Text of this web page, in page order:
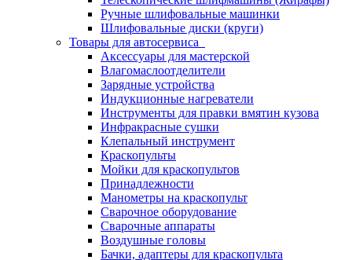
Ручные шлифовальные машинки
Шлифовальные диски (круги)
Товары для автосервиса
Аксессуары для мастерской
Влагомаслоотделители
Зарядные устройства
Индукционные нагреватели
Инструменты для правки вмятин кузова
Инфракрасные сушки
Клепальный инструмент
Краскопульты
Мойки для краскопультов
Принадлежности
Манометры на краскопульт
Сварочное оборудование
Сварочные аппараты
Воздушные головы
Бачки, адаптеры для краскопульта